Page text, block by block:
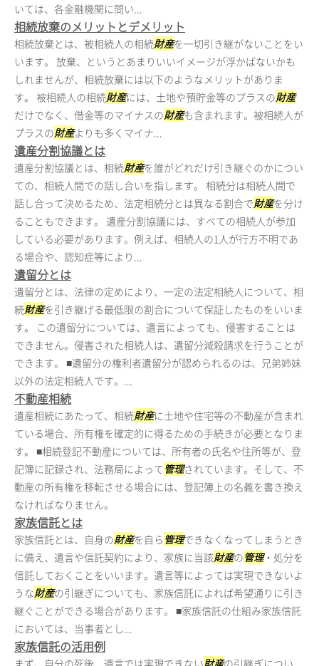
いては、各金融機関に問い...
相続放棄のメリットとデメリット
相続放棄とは、被相続人の相続財産を一切引き継がないことをい
います。 放棄、というとあまりいいイメージが浮かばないかも
しれませんが、相続放棄には以下のようなメリットがありま
す。 被相続人の相続財産には、土地や預貯金等のプラスの財産
だけでなく、借金等のマイナスの財産も含まれます。被相続人が
プラスの財産よりも多くマイナ...
遺産分割協議とは
遺産分割協議とは、相続財産を誰がどれだけ引き継ぐのかについ
ての、相続人間での話し合いを指します。 相続分は相続人間で
話し合って決めるため、法定相続分とは異なる割合で財産を分け
ることもできます。 遺産分割協議には、すべての相続人が参加
している必要があります。例えば、相続人の1人が行方不明であ
る場合や、認知症等により...
遺留分とは
遺留分とは、法律の定めにより、一定の法定相続人について、相
続財産を引き継げる最低限の割合について保証したものをいいま
す。 この遺留分については、遺言によっても、侵害することは
できません。侵害された相続人は、遺留分減殺請求を行うことが
できます。 ■遺留分の権利者遺留分が認められるのは、兄弟姉妹
以外の法定相続人です。...
不動産相続
遺産相続にあたって、相続財産に土地や住宅等の不動産が含まれ
ている場合、所有権を確定的に得るための手続きが必要となりま
す。 ■相続登記不動産については、所有者の氏名や住所等が、登
記簿に記録され、法務局によって管理されています。そして、不
動産の所有権を移転させる場合には、登記簿上の名義を書き換え
なければなりません。
家族信託とは
家族信託とは、自身の財産を自ら 管理できなくなってしまうとき
に備え、遺言や信託契約により、家族に当該財産の管理・処分を
信託しておくことをいいます。遺言等によっては実現できないよ
うな財産の引継ぎについても、家族信託によれば希望通りに引き
継ぐことができる場合があります。 ■家族信託の仕組み家族信託
においては、当事者とし...
家族信託の活用例
まず、自分の死後、遺言では実現できない財産の引継ぎについ